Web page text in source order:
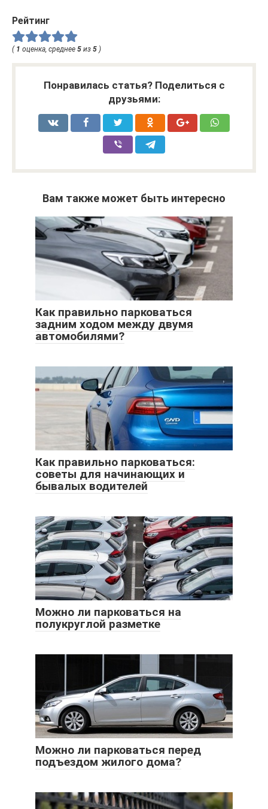
Рейтинг
( 1 оценка, среднее 5 из 5 )
Понравилась статья? Поделиться с
друзьями:
Вам также может быть интересно
Как правильно парковаться
задним ходом между двумя
автомобилями?
Как правильно парковаться:
советы для начинающих и
бывалых водителей
Можно ли парковаться на
полукруглой разметке
Можно ли парковаться перед
подъездом жилого дома?